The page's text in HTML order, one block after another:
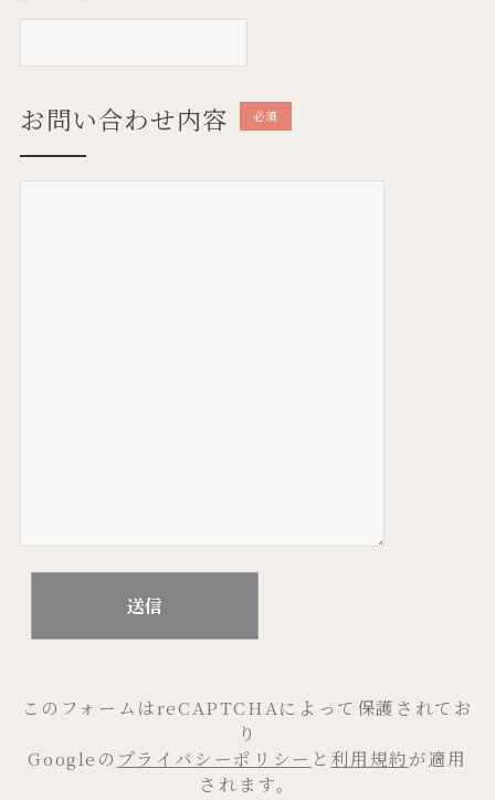
お問い合わせ内容 必須
このフォームはreCAPTCHAによって保護されてお
り
Googleの プライバシーポリシー と 利用規約が適用
されます。